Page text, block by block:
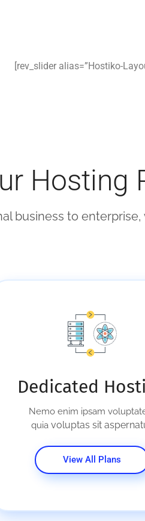
[rev_slider alias=”Hostiko-
Hosting
business to enterprise,
Dedicated
Nemo enim ipsam
quia voluptas sit
View All Plans